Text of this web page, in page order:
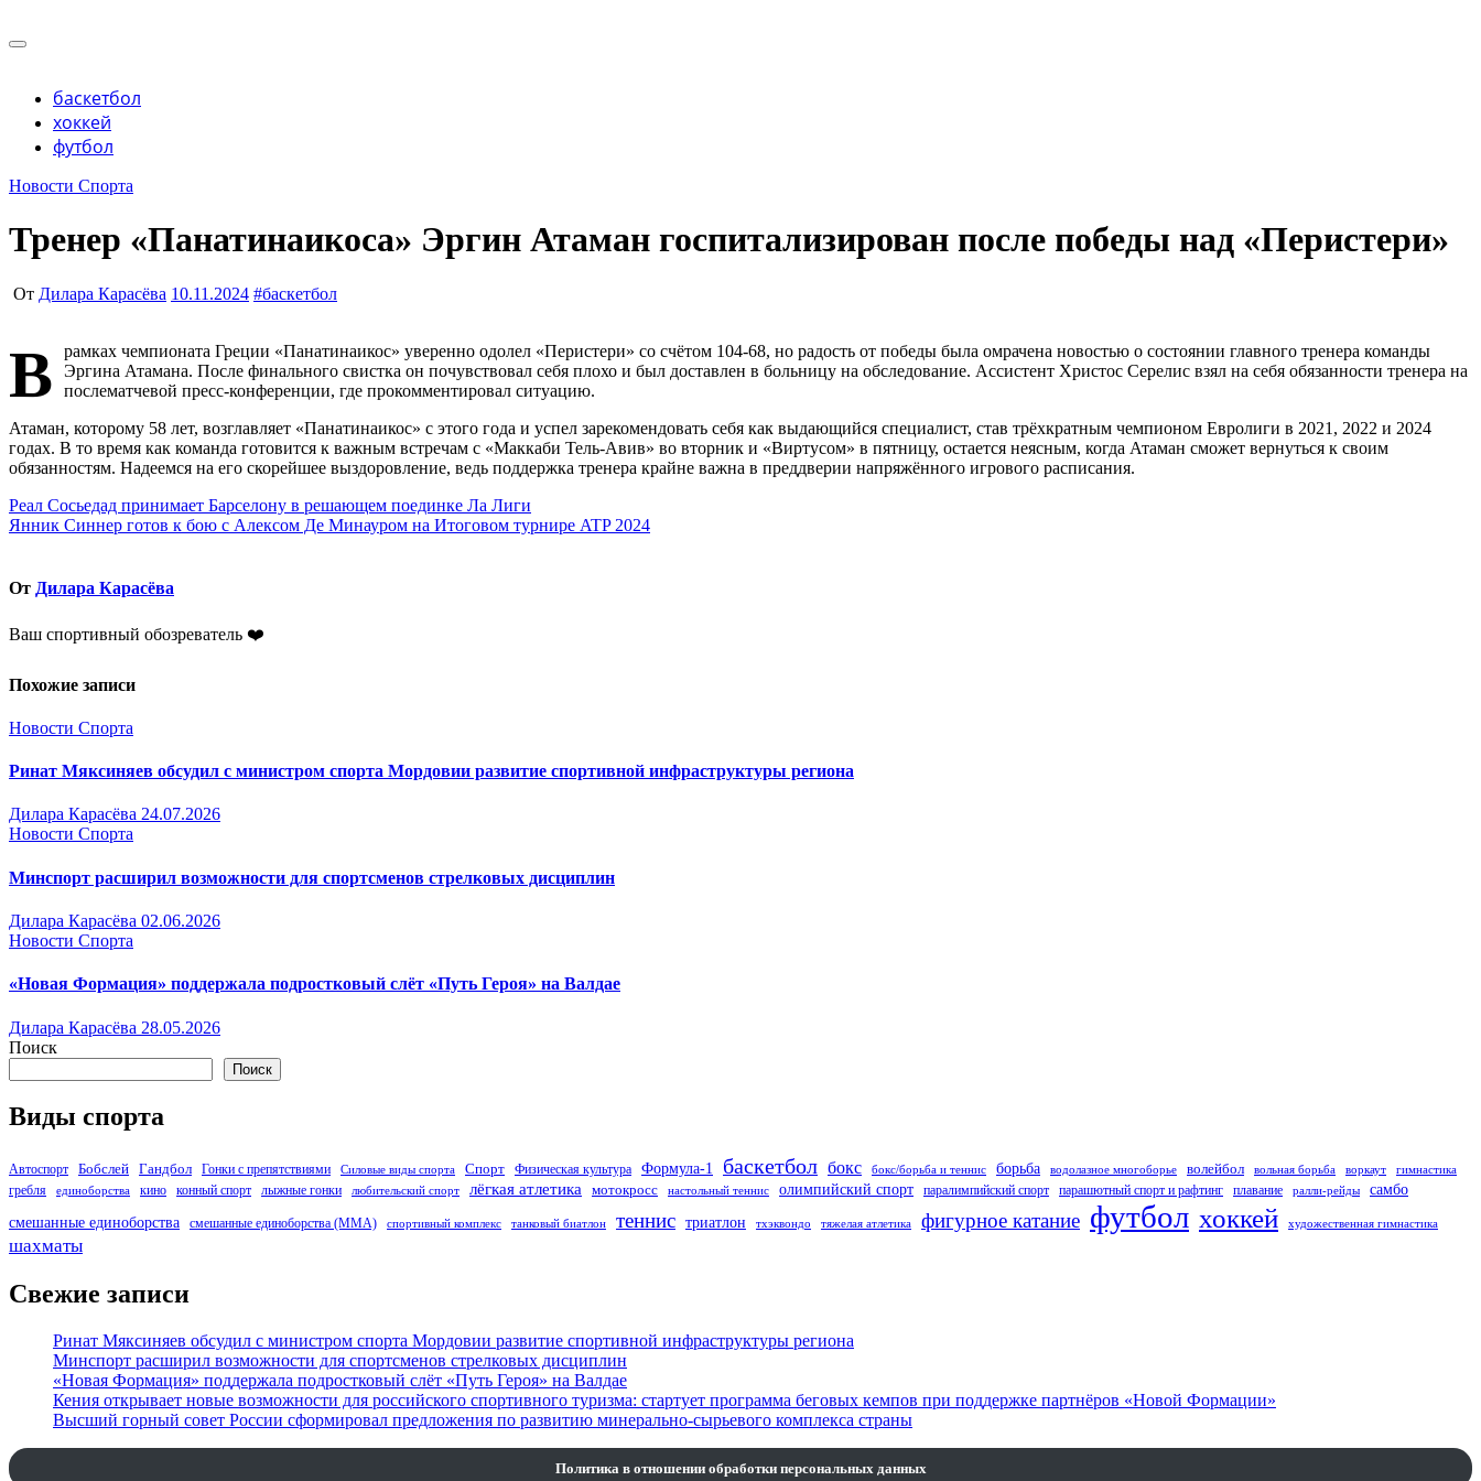
к
Учредитель ООО "Клуб регионов", ИНН 6685155934 Генеральный директор: Чернокоз Ольга Валерьевна info@gosrf.ru +7 (495) 920-51-49
баскетбол
хоккей
футбол
Новости Спорта
Тренер «Панатинаикоса» Эргин Атаман госпитализирован после победы над «Перистери»
От Дилара Карасёва 10.11.2024 #баскетбол
В
рамках чемпионата Греции «Панатинаикос» уверенно одолел «Перистери» со счётом 104-68, но радость от победы была омрачена новостью о состоянии главного тренера команды
Эргина Атамана. После финального свистка он почувствовал себя плохо и был доставлен в больницу на обследование. Ассистент Христос Серелис взял на себя обязанности тренера на
послематчевой пресс-конференции, где прокомментировал ситуацию.
Атаман, которому 58 лет, возглавляет «Панатинаикос» с этого года и успел зарекомендовать себя как выдающийся специалист, став трёхкратным чемпионом Евролиги в 2021, 2022 и 2024
годах. В то время как команда готовится к важным встречам с «Маккаби Тель-Авив» во вторник и «Виртусом» в пятницу, остается неясным, когда Атаман сможет вернуться к своим
обязанностям. Надеемся на его скорейшее выздоровление, ведь поддержка тренера крайне важна в преддверии напряжённого игрового расписания.
Навигация
по
Реал Сосьедад принимает Барселону в решающем поединке Ла Лиги
Янник Синнер готов к бою с Алексом Де Минауром на Итоговом турнире ATP 2024
От Дилара Карасёва
Ваш спортивный обозреватель ❤️
Похожие записи
Новости Спорта
Ринат Мяксиняев обсудил с министром спорта Мордовии развитие спортивной инфраструктуры региона
Дилара Карасёва 24.07.2026
Новости Спорта
Минспорт расширил возможности для спортсменов стрелковых дисциплин
Дилара Карасёва 02.06.2026
Новости Спорта
«Новая Формация» поддержала подростковый слёт «Путь Героя» на Валдае
Дилара Карасёва 28.05.2026
Поиск
Поиск
Виды спорта
Автоспорт Бобслей Гандбол Гонки с препятствиями Силовые виды спорта Спорт Физическая культура Формула-1 баскетбол бокс бокс/борьба и теннис борьба водолазное многоборье волейбол вольная борьба воркаут гимнастика
гребля единоборства кино конный спорт лыжные гонки любительский спорт лёгкая атлетика мотокросс настольный теннис олимпийский спорт паралимпийский спорт парашютный спорт и рафтинг плавание ралли-рейды
самбо
смешанные единоборства
смешанные единоборства (ММА) спортивный комплекс танковый биатлон теннис триатлон тхэквондо тяжелая атлетика фигурное катание футбол хоккей художественная гимнастика
шахматы
Свежие записи
Ринат Мяксиняев обсудил с министром спорта Мордовии развитие спортивной инфраструктуры региона
Минспорт расширил возможности для спортсменов стрелковых дисциплин
«Новая Формация» поддержала подростковый слёт «Путь Героя» на Валдае
Кения открывает новые возможности для российского спортивного туризма: стартует программа беговых кемпов при поддержке партнёров «Новой Формации»
Высший горный совет России сформировал предложения по развитию минерально-сырьевого комплекса страны
Политика в отношении обработки персональных данных